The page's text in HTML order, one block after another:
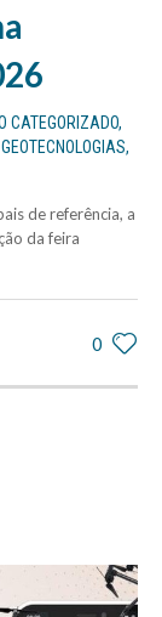
CATEGORIZADO,
GEOTECNOLOGIAS,
de referência, a
da feira
0